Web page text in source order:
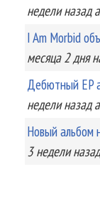
неделиназад
I Am Morbid
месяца 2 дня
Дебютный EP
неделиназад
Новый альбом
3 неделиназад